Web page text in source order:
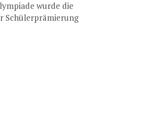
wurde die
Schülerprämierung